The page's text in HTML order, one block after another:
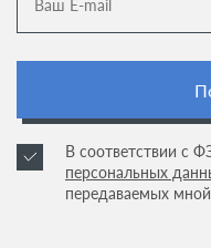
В соответствии с
персональных
передаваемых